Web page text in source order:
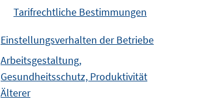
Tarifrechtliche Bestimmungen
Einstellungsverhalten der Betriebe
Arbeitsgestaltung,
Gesundheitsschutz, Produktivität
Älterer